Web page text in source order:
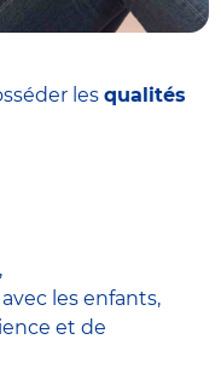
les qualités
les enfants,
et de